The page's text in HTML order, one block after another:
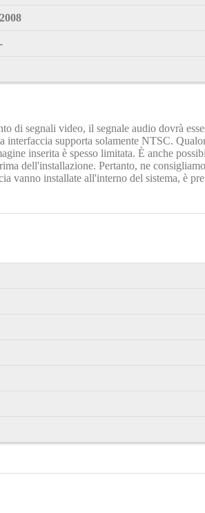
di segnali video, il segnale audio dovrà
interfaccia supporta solamente NTSC.
inserita è spesso limitata. È anche
dell'installazione. Pertanto, ne
vanno installate all'interno del sistema, è